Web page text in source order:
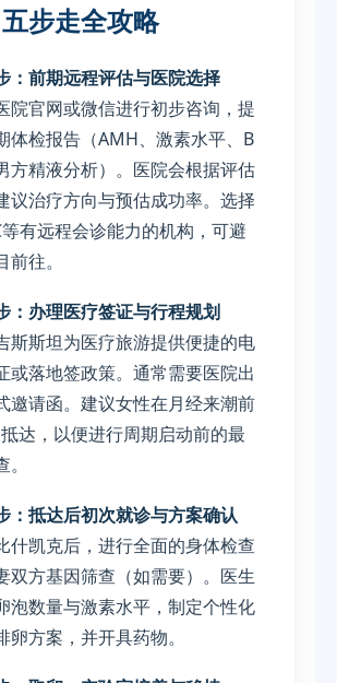
步走全攻略
：前期远程评估与医院选择
院官网或微信进行初步咨询，提
体检报告（AMH、激素水平、B
方精液分析）。医院会根据评估
议治疗方向与预估成功率。选择
有远程会诊能力的机构，可避
前往。
：办理医疗签证与行程规划
斯斯坦为医疗旅游提供便捷的电
或落地签政策。通常需要医院出
邀请函。建议女性在月经来潮前
达，以便进行周期启动前的最
：抵达后初次就诊与方案确认
什凯克后，进行全面的身体检查
双方基因筛查（如需要）。医生
泡数量与激素水平，制定个性化
卵方案，并开具药物。